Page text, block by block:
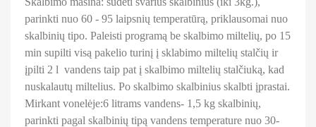
parinkti nuo 60 - 95 laipsnių temperatūrą, priklausomai nuo
skalbinių tipo. Paleisti programą be skalbimo miltelių, po 15
min supilti visą pakelio turinį į sklabimo miltelių stalčių ir
įpilti 2 l vandens taip pat į skalbimo miltelių stalčiuką, kad
nuskalautų miltelius. Po skalbimo skalbinius skalbti įprastai.
Mirkant vonelėje:6 litrams vandens- 1,5 kg skalbinių,
parinkti pagal skalbinių tipą vandens temperature nuo 30-